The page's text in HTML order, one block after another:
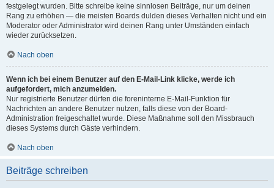
festgelegt wurden. Bitte schreibe keine sinnlosen Beiträge, nur um deinen
Rang zu erhöhen — die meisten Boards dulden dieses Verhalten nicht und ein
Moderator oder Administrator wird deinen Rang unter Umständen einfach
wieder zurücksetzen.
Nach oben
Wenn ich bei einem Benutzer auf den E-Mail-Link klicke, werde ich
aufgefordert, mich anzumelden.
Nur registrierte Benutzer dürfen die foreninterne E-Mail-Funktion für
Nachrichten an andere Benutzer nutzen, falls diese von der Board-
Administration freigeschaltet wurde. Diese Maßnahme soll den Missbrauch
dieses Systems durch Gäste verhindern.
Nach oben
Beiträge schreiben